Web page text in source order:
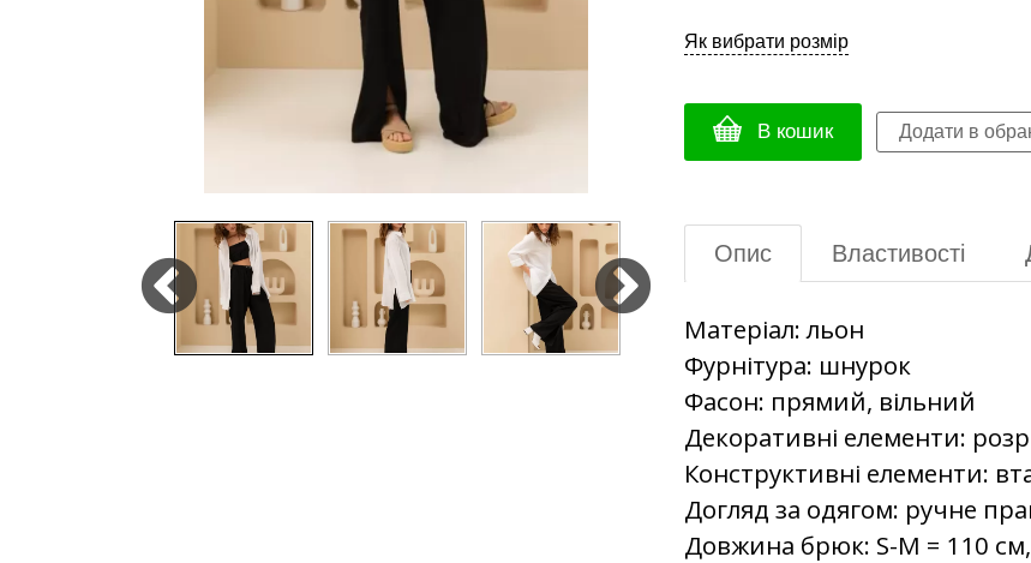
Як вибрати розмір
В кошик
Опис Властивості
Матеріал: льон
Фурнітура: шнурок
Фасон: прямий, вільний
Декоративні елементи:
Конструктивні елементи:
Догляд за одягом: ручне
Довжина брюк: S-M = 110 см,